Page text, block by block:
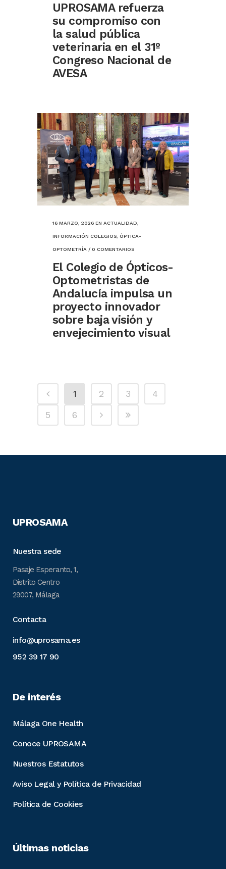
UPROSAMA refuerza
su compromiso con
la salud pública
veterinaria en el 31º
Congreso Nacional de
AVESA
16 MARZO, 2026 EN ACTUALIDAD
INFORMACIÓN COLEGIOS ÓPTICA-
OPTOMETRÍA / 0 COMENTARIOS
El Colegio de Ópticos-
Optometristas de
Andalucía impulsa un
proyecto innovador
sobre baja visión y
envejecimiento visual
1 2 3
4
5
6
UPROSAMA
Nuestra sede
Pasaje Esperanto, 1,
Distrito Centro
29007, Málaga
Contacta
info@uprosama.es
952 39 17 90
De interés
Málaga One Health
Conoce UPROSAMA
Nuestros Estatutos
Aviso Legal y Política de Privacidad
Política de Cookies
Últimas noticias